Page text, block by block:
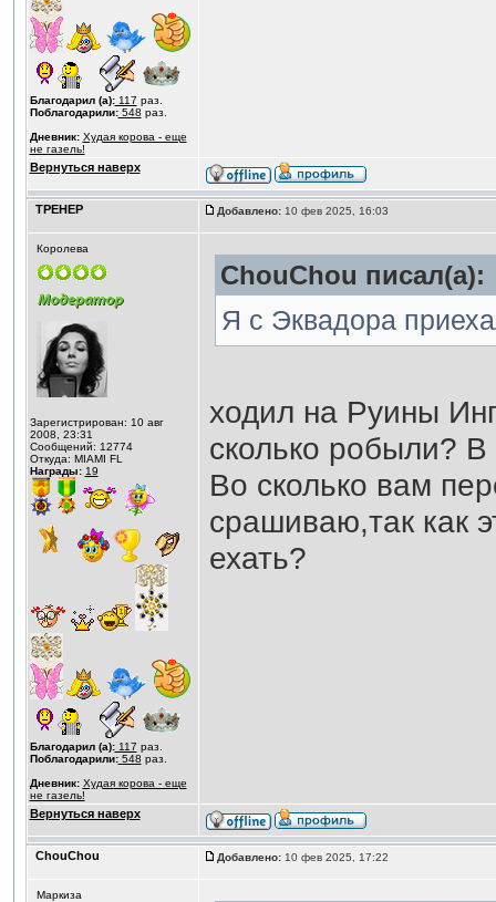
Благодарил (а):117 раз.
Поблагодарили:548 раз.
Дневник: Худая корова - еще
не газель!
Вернуться наверх
ТРЕНЕР Добавлено:10 фев 2025, 16:03
Королева
Зарегистрирован: 10 авг
2008, 23:31
Сообщений: 12774
Откуда: MIAMI FL
Награды: 19
Благодарил (а):117 раз.
Поблагодарили:548 раз.
Дневник: Худая корова - еще
не газель!
ChouChou писал(а):
Я с Эквадора
ходил на Руины
сколько робыли? В
Во сколько вам
срашиваю,так как
ехать?
Вернуться наверх
ChouChou Добавлено:10 фев 2025, 17:22
Маркиза